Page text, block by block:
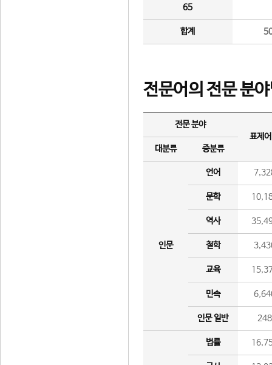
65
합계
전문어의 전문 분
전문 분야
표제
대분류
중분류
인문
언어
문학
역사
철학
교육
민속
인문 일반 248
법률